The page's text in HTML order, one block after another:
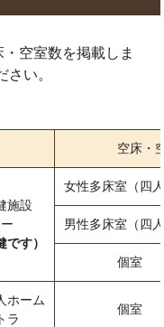
空室数を掲載しま
い。
空床・
施設
です）
女性多床室（四
男性多床室（四
個室
ホーム
ラ
個室